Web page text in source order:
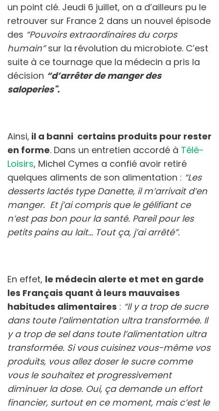
un point clé. Jeudi 6 juillet, on a d’ailleurs pu le
retrouver sur France 2 dans un nouvel épisode
des “Pouvoirs extraordinaires du corps
humain”sur la révolution du microbiote. C’est
suite à ce tournage que la médecin a pris la
décision “d’arrêter de manger des
saloperies".
Ainsi, il a banni certains produits pour rester
en forme. Dans un entretien accordé à Télé-
Loisirs, Michel Cymes a confié avoir retiré
quelques aliments de son alimentation : “Les
desserts lactés type Danette, il m’arrivait d’en
manger. Et j’ai compris que le gélifiant ce
n’est pas bon pour la santé. Pareil pour les
petits pains au lait… Tout ça, j’ai arrêté”.
En effet, le médecin alerte et met en garde
les Français quant à leurs mauvaises
habitudes alimentaires : “Il y a trop de sucre
dans toute l’alimentation ultra transformée. Il
y a trop de sel dans toute l’alimentation ultra
transformée. Si vous cuisinez vous-même vos
produits, vous allez doser le sucre comme
vous le souhaitez et progressivement
diminuer la dose. Oui, ça demande un effort
financier, surtout en ce moment, mais c’est le